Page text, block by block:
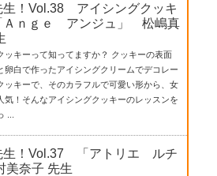
生！Vol.38 アイシングクッキ
Ａｎｇｅ アンジュ」 松嶋真
ッキーって知ってますか？ クッキーの表面
卵白で作ったアイシングクリームでデコレー
ッキーで、そのカラフルで可愛い形から、女
気！そんなアイシングクッキーのレッスンを
...
生！Vol.37 「アトリエ ルチ
美奈子 先生